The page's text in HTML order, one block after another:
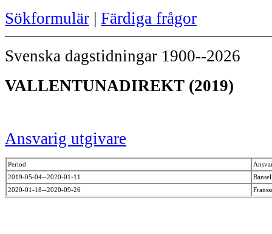
Sökformulär | Färdiga frågor
Svenska dagstidningar 1900--2026
VALLENTUNADIREKT (2019)
Ansvarig utgivare
Period
2019-05-04--2020-01-11
2020-01-18--2020-09-26